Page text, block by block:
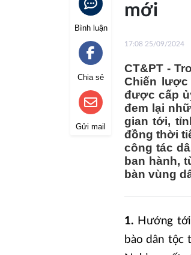
Bình luận
Chia sẻ
Gửi mail
mới
17:08 25/09/2024
CT&PT -
Chiến
được cấp
đem lại
gian tới,
đồng thời
công tác
ban hành,
bàn vùng
1. Hướng
bào dân tộc